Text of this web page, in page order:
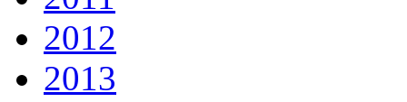
2012
2013